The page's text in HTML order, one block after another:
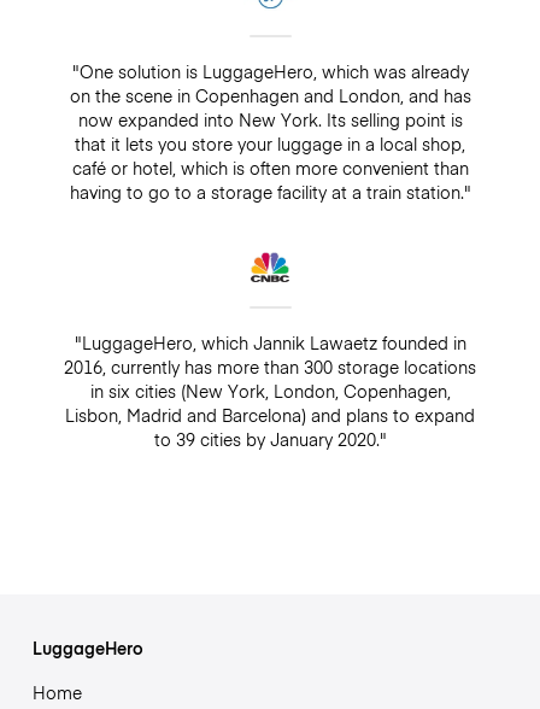
"One solution is LuggageHero, which was already
on the scene in Copenhagen and London, and has
now expanded into New York. Its selling point is
that it lets you store your luggage in a local shop,
café or hotel, which is often more convenient than
having to go to a storage facility at a train station."
"LuggageHero, which Jannik Lawaetz founded in
2016, currently has more than 300 storage locations
in six cities (New York, London, Copenhagen,
Lisbon, Madrid and Barcelona) and plans to expand
to 39 cities by January 2020."
LuggageHero
Home